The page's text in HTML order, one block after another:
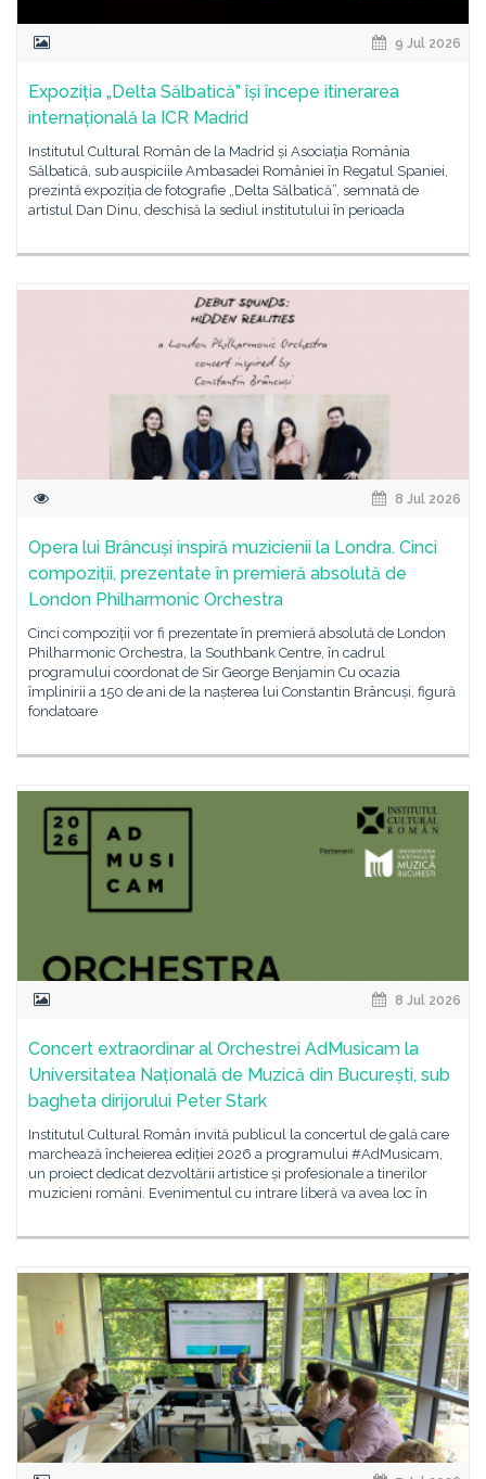
9 Jul 2026
Expoziția „Delta Sălbatică” își începe itinerarea
internațională la ICR Madrid
Institutul Cultural Român de la Madrid și Asociația România
Sălbatică, sub auspiciile Ambasadei României în Regatul Spaniei,
prezintă expoziția de fotografie „Delta Sălbatică”, semnată de
artistul Dan Dinu, deschisă la sediul institutului în perioada
8 Jul 2026
Opera lui Brâncuși inspiră muzicienii la Londra. Cinci
compoziții, prezentate în premieră absolută de
London Philharmonic Orchestra
Cinci compoziții vor fi prezentate în premieră absolută de London
Philharmonic Orchestra, la Southbank Centre, în cadrul
programului coordonat de Sir George Benjamin Cu ocazia
împlinirii a 150 de ani de la nașterea lui Constantin Brâncuși, figură
fondatoare
8 Jul 2026
Concert extraordinar al Orchestrei AdMusicam la
Universitatea Națională de Muzică din București, sub
bagheta dirijorului Peter Stark
Institutul Cultural Român invită publicul la concertul de gală care
marchează încheierea ediției 2026 a programului #AdMusicam,
un proiect dedicat dezvoltării artistice și profesionale a tinerilor
muzicieni români. Evenimentul cu intrare liberă va avea loc în